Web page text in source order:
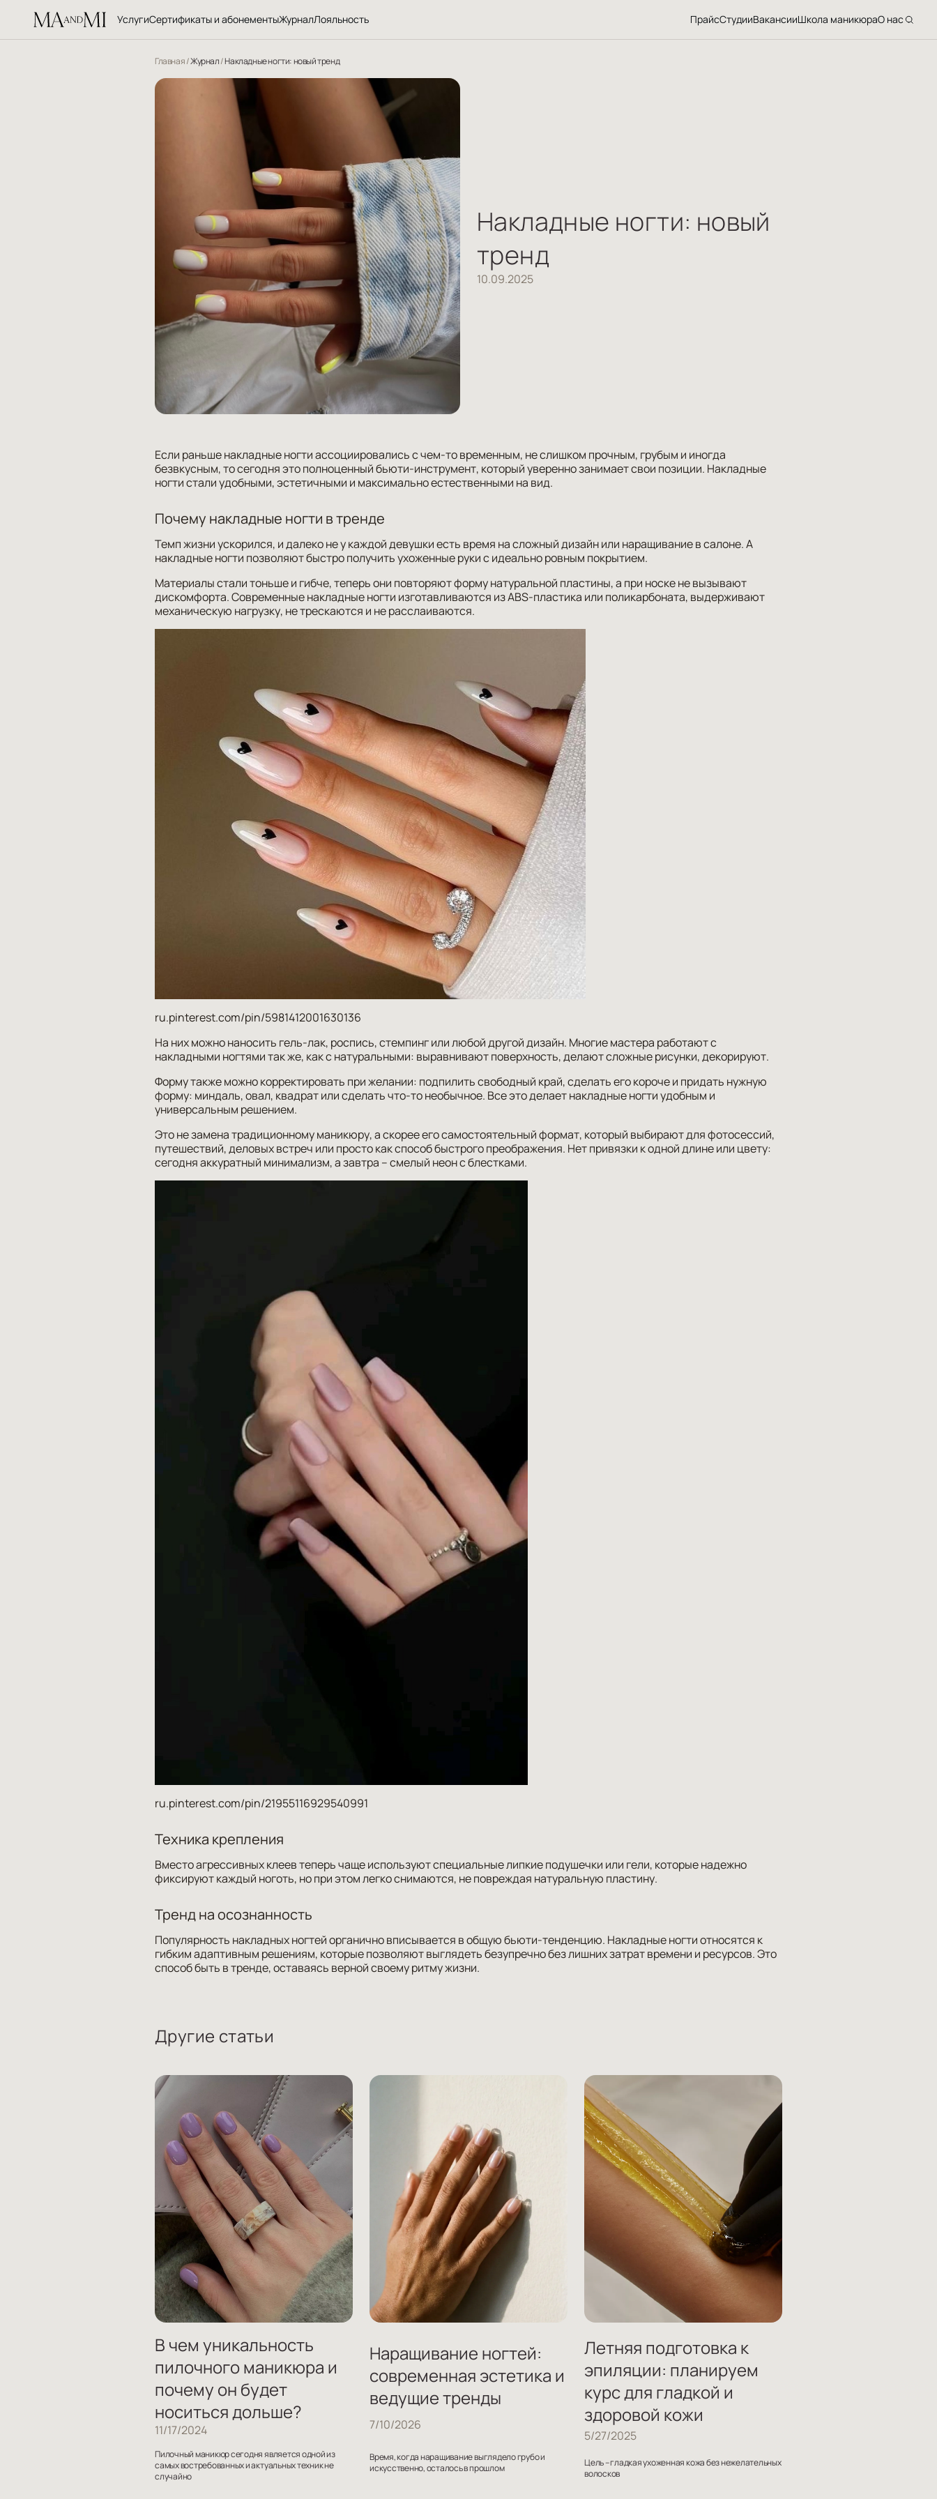
УслугиСертификаты и абонементыЖурналЛояльность ПрайсСтудииВакансииШкола маникюраО нас
Главная/Журнал/Накладные ногти: новый тренд
Накладные ногти: новый
тренд
10.09.2025
Если раньше накладные ногти ассоциировались с чем-то временным, не слишком прочным, грубым и иногда
безвкусным, то сегодня это полноценный бьюти-инструмент, который уверенно занимает свои позиции. Накладные
ногти стали удобными, эстетичными и максимально естественными на вид.
Почему накладные ногти в тренде
Темп жизни ускорился, и далеко не у каждой девушки есть время на сложный дизайн или наращивание в салоне. А
накладные ногти позволяют быстро получить ухоженные руки с идеально ровным покрытием.
Материалы стали тоньше и гибче, теперь они повторяют форму натуральной пластины, а при носке не вызывают
дискомфорта. Современные накладные ногти изготавливаются из ABS-пластика или поликарбоната, выдерживают
механическую нагрузку, не трескаются и не расслаиваются.
ru.pinterest.com/pin/5981412001630136
На них можно наносить гель-лак, роспись, стемпинг или любой другой дизайн. Многие мастера работают с
накладными ногтями так же, как с натуральными: выравнивают поверхность, делают сложные рисунки, декорируют.
Форму также можно корректировать при желании: подпилить свободный край, сделать его короче и придать нужную
форму: миндаль, овал, квадрат или сделать что-то необычное. Все это делает накладные ногти удобным и
универсальным решением.
Это не замена традиционному маникюру, а скорее его самостоятельный формат, который выбирают для фотосессий,
путешествий, деловых встреч или просто как способ быстрого преображения. Нет привязки к одной длине или цвету:
сегодня аккуратный минимализм, а завтра – смелый неон с блестками.
ru.pinterest.com/pin/21955116929540991
Техника крепления
Вместо агрессивных клеев теперь чаще используют специальные липкие подушечки или гели, которые надежно
фиксируют каждый ноготь, но при этом легко снимаются, не повреждая натуральную пластину.
Тренд на осознанность
Популярность накладных ногтей органично вписывается в общую бьюти-тенденцию. Накладные ногти относятся к
гибким адаптивным решениям, которые позволяют выглядеть безупречно без лишних затрат времени и ресурсов. Это
способ быть в тренде, оставаясь верной своему ритму жизни.
Другие статьи
В чем уникальность
пилочного маникюра и
почему он будет
носиться дольше?
11/17/2024
Пилочный маникюр сегодня является одной из
самых востребованных и актуальных техник не
случайно
Наращивание ногтей:
современная эстетика и
ведущие тренды
7/10/2026
Время, когда наращивание выглядело грубо и
искусственно, осталось в прошлом
Летняя подготовка к
эпиляции: планируем
курс для гладкой и
здоровой кожи
5/27/2025
Цель – гладкая ухоженная кожа без нежелательных
волосков